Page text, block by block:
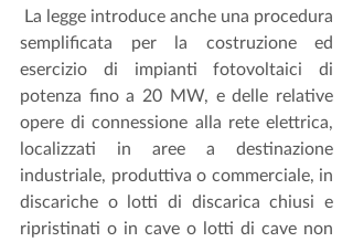
semplificata per la costruzione ed
esercizio di impianti fotovoltaici di
potenza fino a 20 MW, e delle relative
opere di connessione alla rete elettrica,
localizzati in aree a destinazione
industriale, produttiva o commerciale, in
discariche o lotti di discarica chiusi e
ripristinati o in cave o lotti di cave non